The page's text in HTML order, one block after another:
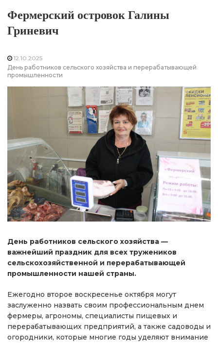
Фермерский островок Галины
Гриневич
12.10.2025
День работников сельского хозяйства и перерабатывающей
промышленности
День работников сельского хозяйства —
важнейший праздник для всех тружеников
сельскохозяйственной и перерабатывающей
промышленности нашей страны.
Ежегодно второе воскресенье октября могут
заслуженно назвать своим профессиональным днем
фермеры, агрономы, специалисты пищевых и
перерабатывающих предприятий, а также садоводы и
огородники, которые многие годы уделяют внимание